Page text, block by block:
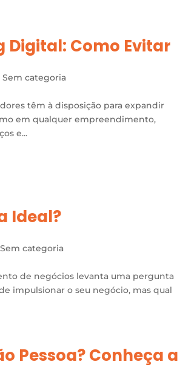
Digital: Como Evitar
Sem categoria
têm à disposição para expandir
em qualquer empreendimento,
e...
Ideal?
Sem categoria
de negócios levanta uma pergunta
impulsionar o seu negócio, mas qual
Pessoa? Conheça a